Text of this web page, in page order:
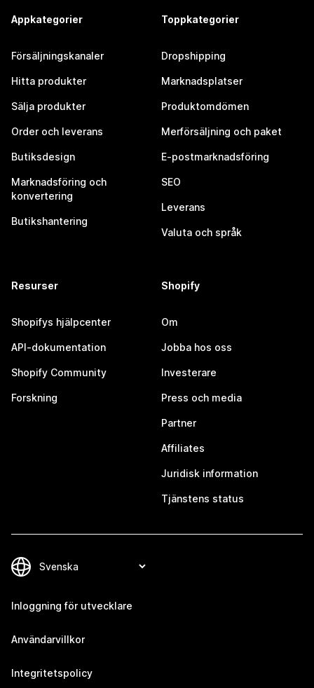
Appkategorier
Försäljningskanaler
Hitta produkter
Sälja produkter
Order och leverans
Butiksdesign
Marknadsföring och
konvertering
Butikshantering
Toppkategorier
Dropshipping
Marknadsplatser
Produktomdömen
Merförsäljning och paket
E-postmarknadsföring
SEO
Leverans
Valuta och språk
Resurser
Shopifys hjälpcenter
API-dokumentation
Shopify Community
Forskning
Shopify
Om
Jobba hos oss
Investerare
Press och media
Partner
Affiliates
Juridisk information
Tjänstens status
Inloggning för utvecklare
Användarvillkor
Integritetspolicy